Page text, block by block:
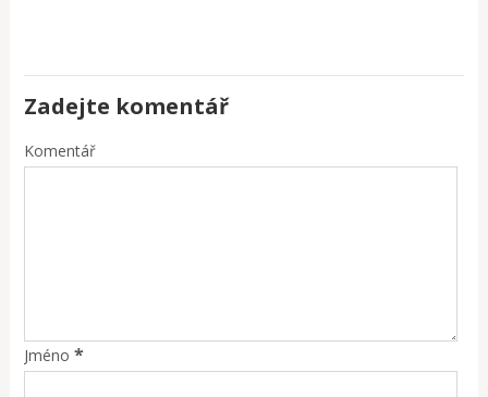
Zadejte komentář
Komentář
Jméno *